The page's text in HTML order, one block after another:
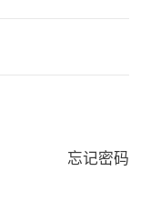
忘记密码